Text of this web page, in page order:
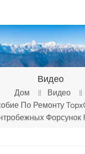
С НАМИ
English
Русский
Видео
Дом
Видео
По Ремонту
Форсунок